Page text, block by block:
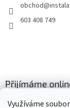
Využíváme
obchod@
603 408 749
Přijímáme